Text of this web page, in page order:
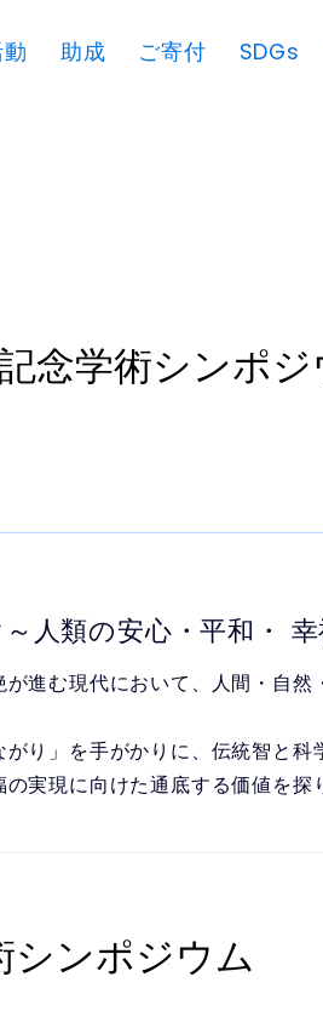
助成 ご寄付 SDGs
記念学術シンポ
人類の安心・平和・
進む現代において、人間・自然
り」を手がかりに、伝統智と
実現に向けた通底する価値を探
シンポジウム